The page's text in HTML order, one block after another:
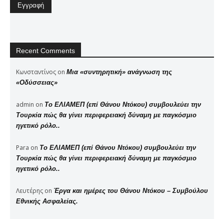
Recent Comments
Κωνσταντίνος on Μια «συντηρητική» ανάγνωση της
«Οδύσσειας»
admin on Το ΕΛΙΑΜΕΠ (επί Θάνου Ντόκου) συμβουλεύει την
Τουρκία πώς θα γίνει περιφερειακή δύναμη με παγκόσμιο
ηγετικό ρόλο..
Para on Το ΕΛΙΑΜΕΠ (επί Θάνου Ντόκου) συμβουλεύει την
Τουρκία πώς θα γίνει περιφερειακή δύναμη με παγκόσμιο
ηγετικό ρόλο..
Λευτέρης on Έργα και ημέρες του Θάνου Ντόκου – Συμβούλου
Εθνικής Ασφαλείας.